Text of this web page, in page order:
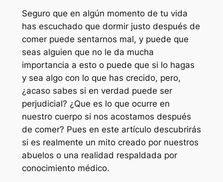
Seguro que en algún momento de tu vida
has escuchado que dormir justo después de
comer puede sentarnos mal, y puede que
seas alguien que no le da mucha
importancia a esto o puede que si lo hagas
y sea algo con lo que has crecido, pero,
¿acaso sabes si en verdad puede ser
perjudicial? ¿Que es lo que ocurre en
nuestro cuerpo si nos acostamos después
de comer? Pues en este artículo descubrirás
si es realmente un mito creado por nuestros
abuelos o una realidad respaldada por
conocimiento médico.